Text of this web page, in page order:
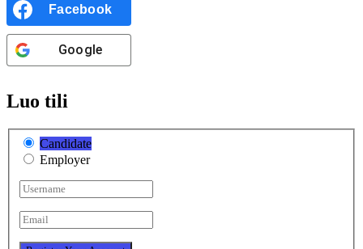
Facebook
Google
Luo tili
Candidate
Employer